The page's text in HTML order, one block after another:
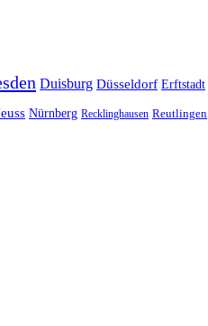
Duisburg Düsseldorf Erftstadt
Nürnberg Recklinghausen Reutlingen